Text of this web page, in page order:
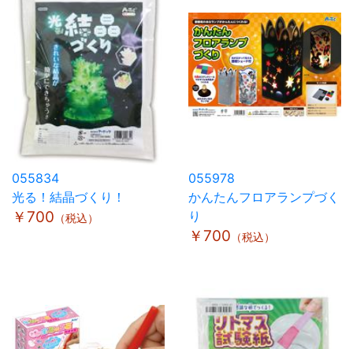
055834
光る！結晶づくり！
￥700 （税込）
055978
かんたんフロアランプづく
り
￥700 （税込）